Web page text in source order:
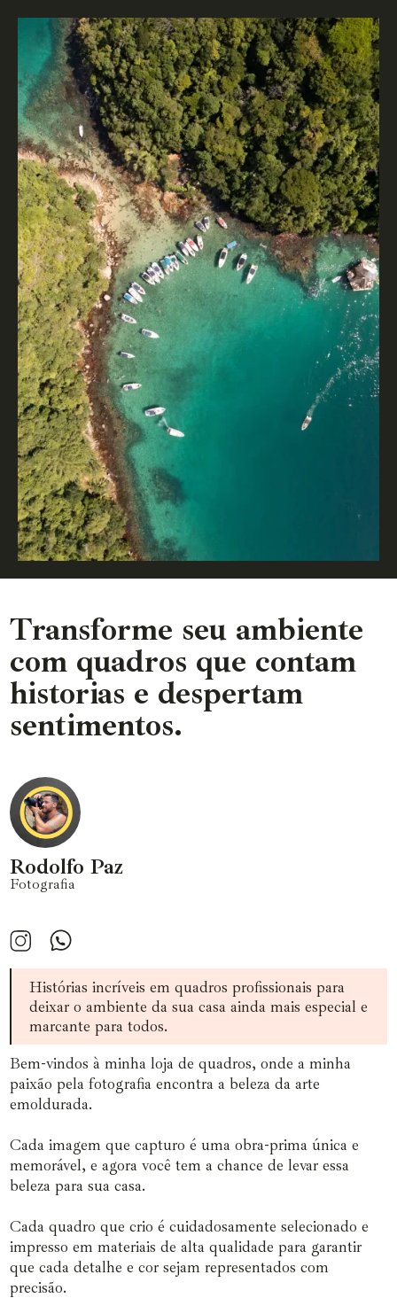
Transforme seu ambiente
com quadros que contam
historias e despertam
sentimentos.
Rodolfo Paz
Fotografia
Histórias incríveis em quadros profissionais para
deixar o ambiente da sua casa ainda mais especial e
marcante para todos.
Bem-vindos à minha loja de quadros, onde a minha
paixão pela fotografia encontra a beleza da arte
emoldurada.
Cada imagem que capturo é uma obra-prima única e
memorável, e agora você tem a chance de levar essa
beleza para sua casa.
Cada quadro que crio é cuidadosamente selecionado e
impresso em materiais de alta qualidade para garantir
que cada detalhe e cor sejam representados com
precisão.